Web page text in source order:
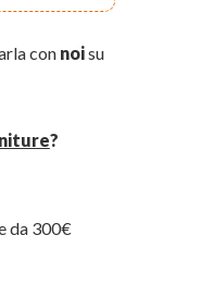
con noisu
?
da 300€